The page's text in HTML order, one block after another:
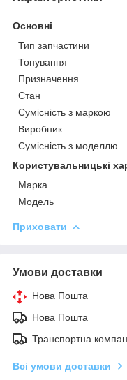
Основні
Тип запчастини
Тонування
Призначення
Стан
Сумісність з маркою
Виробник
Сумісність з моделлю
Користувальницькі
Марка
Модель
Приховати
Умови доставки
Нова Пошта
Нова Пошта
Транспортна
Всі умови доставки